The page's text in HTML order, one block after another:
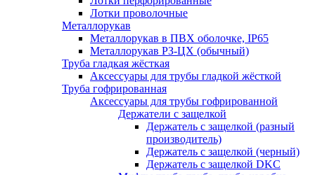
Лотки проволочные
Металлорукав
Металлорукав в ПВХ оболочке, IP65
Металлорукав РЗ-ЦХ (обычный)
Труба гладкая жёсткая
Аксессуары для трубы гладкой жёсткой
Труба гофрированная
Аксессуары для трубы гофрированной
Держатели с защелкой
Держатель с защелкой (разный
производитель)
Держатель с защелкой (черный)
Держатель с защелкой DKC